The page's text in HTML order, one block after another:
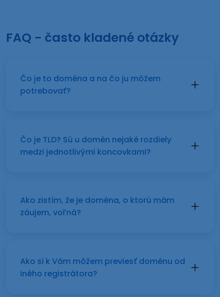
FAQ - často kladené otázky
Čo je to doména a na čo ju môžem
potrebovať?
Čo je TLD? Sú u domén nejaké rozdiely
medzi jednotlivými koncovkami?
Ako zistím, že je doména, o ktorú mám
záujem, voľná?
Ako si k Vám môžem previesť doménu od
iného registrátora?